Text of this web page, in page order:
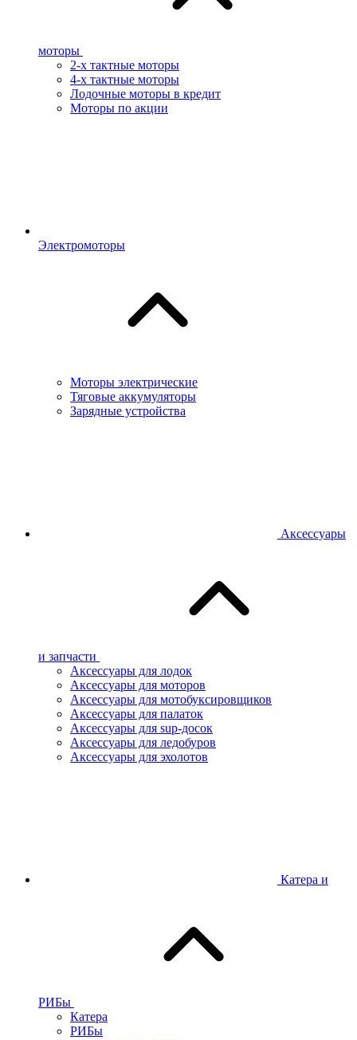
моторы
2-х тактные моторы
4-х тактные моторы
Лодочные моторы в кредит
Моторы по акции
Электромоторы
Моторы электрические
Тяговые аккумуляторы
Зарядные устройства
Аксессуары
и запчасти
Аксессуары для лодок
Аксессуары для моторов
Аксессуары для мотобуксировщиков
Аксессуары для палаток
Аксессуары для sup-досок
Аксессуары для ледобуров
Аксессуары для эхолотов
Катера и
РИБы
Катера
РИБы